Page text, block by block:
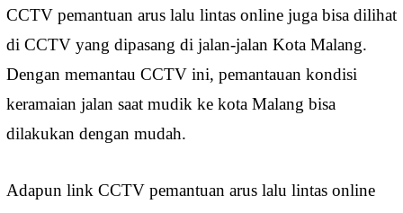
CCTV pemantuan arus lalu lintas online juga bisa dilihat
di CCTV yang dipasang di jalan-jalan Kota Malang.
Dengan memantau CCTV ini, pemantauan kondisi
keramaian jalan saat mudik ke kota Malang bisa
dilakukan dengan mudah.
Adapun link CCTV pemantuan arus lalu lintas online